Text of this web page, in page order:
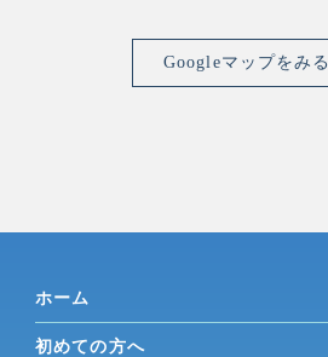
Googleマップをみる
ホーム
初めての方へ